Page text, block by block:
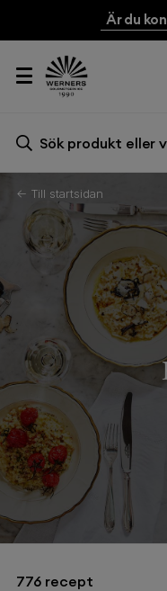
Är du
Sök
← Till startsidan
776 recept